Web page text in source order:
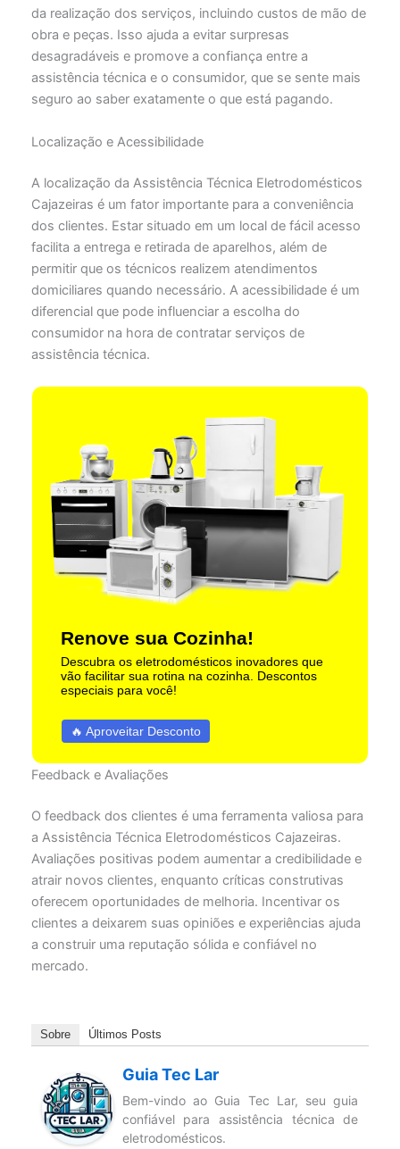
da realização dos serviços, incluindo custos de mão de
obra e peças. Isso ajuda a evitar surpresas
desagradáveis e promove a confiança entre a
assistência técnica e o consumidor, que se sente mais
seguro ao saber exatamente o que está pagando.
Localização e Acessibilidade
A localização da Assistência Técnica Eletrodomésticos
Cajazeiras é um fator importante para a conveniência
dos clientes. Estar situado em um local de fácil acesso
facilita a entrega e retirada de aparelhos, além de
permitir que os técnicos realizem atendimentos
domiciliares quando necessário. A acessibilidade é um
diferencial que pode influenciar a escolha do
consumidor na hora de contratar serviços de
assistência técnica.
Renove sua Cozinha!
Descubra os eletrodomésticos inovadores que
vão facilitar sua rotina na cozinha. Descontos
especiais para você!
🔥 Aproveitar Desconto
Feedback e Avaliações
O feedback dos clientes é uma ferramenta valiosa para
a Assistência Técnica Eletrodomésticos Cajazeiras.
Avaliações positivas podem aumentar a credibilidade e
atrair novos clientes, enquanto críticas construtivas
oferecem oportunidades de melhoria. Incentivar os
clientes a deixarem suas opiniões e experiências ajuda
a construir uma reputação sólida e confiável no
mercado.
Sobre Últimos Posts
Guia Tec Lar
Bem-vindo ao Guia Tec Lar, seu guia
confiável para assistência técnica de
eletrodomésticos.